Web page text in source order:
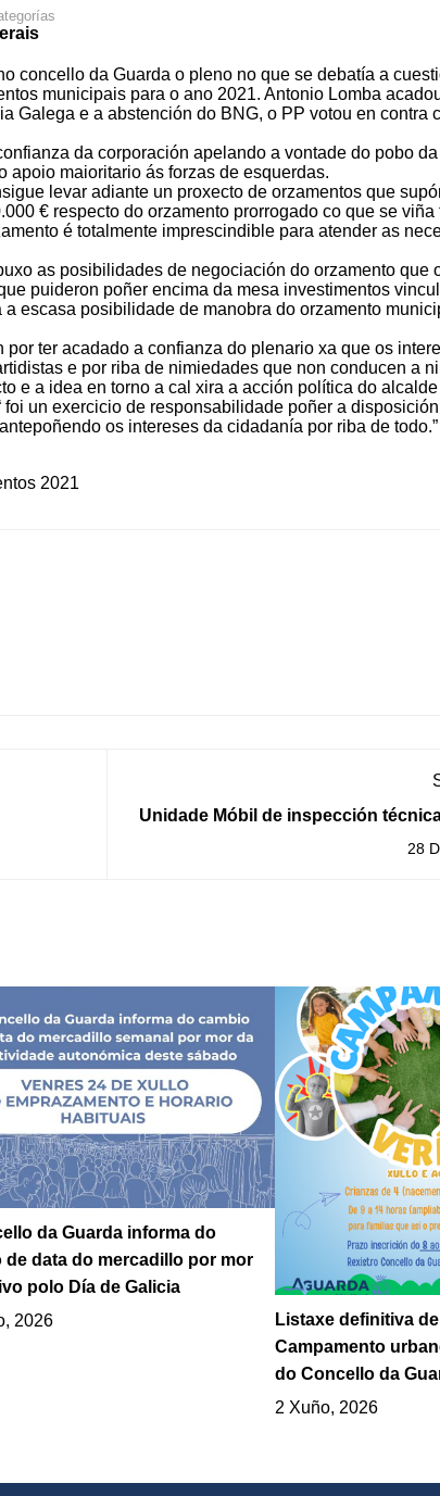
concello da Guarda o pleno no que se debatía a
municipais para o ano 2021. Antonio Lomba
Galega e a abstención do BNG, o PP votou en contra
da corporación apelando a vontade do pobo
maioritario ás forzas de esquerdas.
levar adiante un proxecto de orzamentos que
€ respecto do orzamento prorrogado co que se viña
é totalmente imprescindible para atender as
as posibilidades de negociación do orzamento que
puideron poñer encima da mesa investimentos
escasa posibilidade de manobra do orzamento
ter acadado a confianza do plenario xa que os
e por riba de nimiedades que non conducen a
e a idea en torno a cal xira a acción política do
un exercicio de responsabilidade poñer a
os intereses da cidadanía por riba de todo.”
2021
Unidade Móbil de inspección
en febreiro e 28
da Guarda informa do
de data do mercadillo por mor
polo Día de Galicia
2026
Listaxe definitiva
Campamento
do Concello da
2 Xuño, 2026